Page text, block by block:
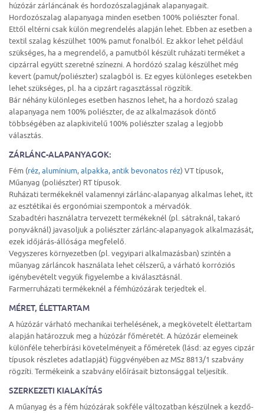
húzózár zárláncának és hordozószalagjának alapanyagait.
Hordozószalag alapanyaga minden esetben 100% poliészter fonal.
Ettől eltérni csak külön megrendelés alapján lehet. Ebben az esetben a
textil szalag készülhet 100% pamut fonalból. Ez akkor lehet például
szükséges, ha a megrendelő, a pamutból készült ruházati terméket a
cipzárral együtt szeretné színezni. A hordózó szalag készülhet még
kevert (pamut/poliészter) szalagból is. Ez egyes különleges esetekben
lehet szükséges, pl. ha a cipzárt ragasztással rögzítik.
Bár néhány különleges esetben hasznos lehet, ha a hordozó szalag
alapanyaga nem 100% poliészter, de az alkalmazások döntő
többségében az alapkivitelű 100% poliészter szalag a legjobb
választás.
ZÁRLÁNC-ALAPANYAGOK:
Fém (réz, alumínium, alpakka, antik bevonatos réz) VT típusok,
Műanyag (poliészter) RT típusok.
Ruházati termékeknél valamennyi zárlánc-alapanyag alkalmas lehet, itt
az esztétikai és ergonómiai szempontok a mérvadók.
Szabadtéri használatra tervezett termékeknél (pl. sátraknál, takaró
ponyváknál) javasoljuk a poliészter zárlánc-alapanyagok alkalmazását,
ezek időjárás-állósága megfelelő.
Vegyszeres környezetben (pl. vegyipari alkalmazásban) szintén a
műanyag zárláncok használata lehet célszerű, a várható korróziós
igénybevételt vegyük figyelembe a kiválasztásnál.
Farmerruházati termékeknél a fémhúzózárak terjedtek el.
MÉRET, ÉLETTARTAM
A húzózár várható mechanikai terhelésének, a megkövetelt élettartam
alapján határozzuk meg a húzózár főméretét. A húzózár elemeinek
különféle teherbírási követelményeit a főméretek (lásd: az egyes cipzár
típusok részletes adatlapját) függvényében az MSz 8813/1 szabvány
rögzíti. Termékeink a szabvány előírásait biztonsággal teljesítik.
SZERKEZETI KIALAKÍTÁS
A műanyag és a fém húzózárak sokféle változatban készülnek a kezdő-